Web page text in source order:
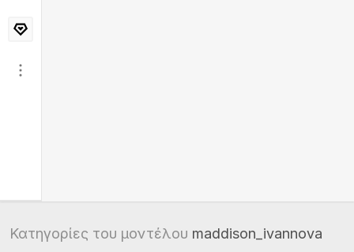
Κατηγορίες του μοντέλου maddison_ivannova